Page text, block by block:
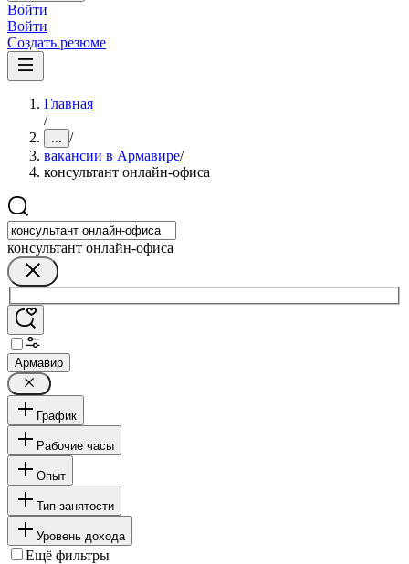
Войти
Войти
Создать резюме
Главная
/
... /
вакансии в Армавире/
консультант онлайн-офиса
консультант онлайн-офиса
Армавир
График
Рабочие часы
Опыт
Тип занятости
Уровень дохода
Ещё фильтры